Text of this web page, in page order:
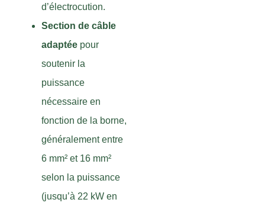
d’électrocution.
Section de câble
adaptée pour
soutenir la
puissance
nécessaire en
fonction de la borne,
généralement entre
6 mm² et 16 mm²
selon la puissance
(jusqu’à 22 kW en